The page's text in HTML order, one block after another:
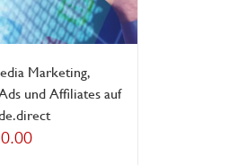
Marketing,
und Affiliates auf